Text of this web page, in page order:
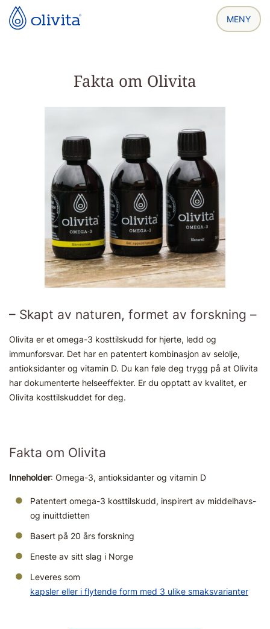
Fakta om Olivita
– Skapt av naturen, formet av forskning –
Olivita er et omega-3 kosttilskudd for hjerte, ledd og
immunforsvar. Det har en patentert kombinasjon av selolje,
antioksidanter og vitamin D. Du kan føle deg trygg på at Olivita
har dokumenterte helseeffekter. Er du opptatt av kvalitet, er
Olivita kosttilskuddet for deg.
Fakta om Olivita
Inneholder: Omega-3, antioksidanter og vitamin D
Patentert omega-3 kosttilskudd, inspirert av middelhavs-
og inuittdietten
Basert på 20 års forskning
Eneste av sitt slag i Norge
Leveres som
kapsler eller i flytende form med 3 ulike smaksvarianter